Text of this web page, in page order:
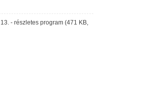
- részletes program (471 KB,